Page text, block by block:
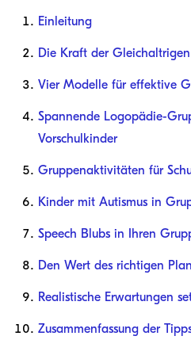
Einleitung
Die Kraft der
Vier Modelle für effektive
Spannende Logopädie-
Vorschulkinder
Gruppenaktivitäten für
Kinder mit Autismus in
Speech Blubs in Ihren
Den Wert des richtigen
Realistische Erwartungen
Zusammenfassung der